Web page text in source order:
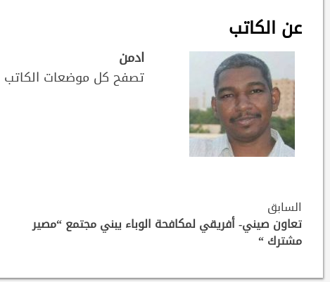
عن الكاتب
ادمن
تصفح كل موضعات الكاتب
Continue
Reading
السابق
تعاون صيني- أفريقي لمكافحة الوباء يبني مجتمع “مصير
مشترك “